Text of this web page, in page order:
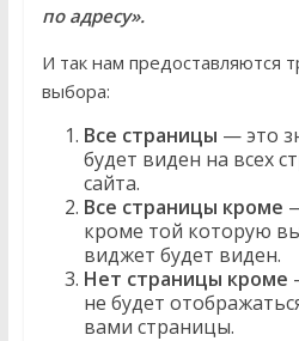
по адресу».
И так нам предоставляются
выбора:
Все страницы — это
будет виден на всех
сайта.
Все страницы кроме
кроме той которую
виджет будет виден.
Нет страницы кроме
не будет
вами страницы.